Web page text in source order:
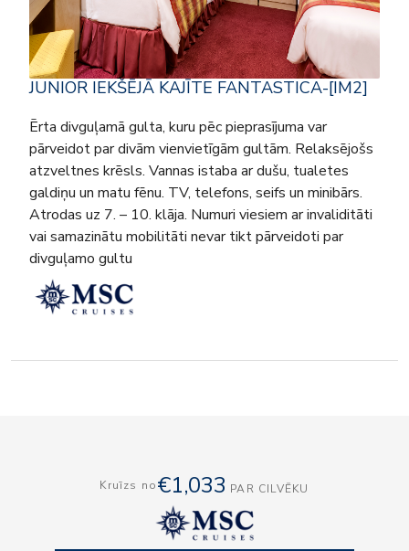
JUNIOR IEKŠĒJĀ KAJĪTE FANTASTICA-[IM2]
Ērta divguļamā gulta, kuru pēc pieprasījuma var
pārveidot par divām vienvietīgām gultām. Relaksējošs
atzveltnes krēsls. Vannas istaba ar dušu, tualetes
galdiņu un matu fēnu. TV, telefons, seifs un minibārs.
Atrodas uz 7. – 10. klāja. Numuri viesiem ar invaliditāti
vai samazinātu mobilitāti nevar tikt pārveidoti par
divguļamo gultu
Kruīzs no€1,033 PAR CILVĒKU